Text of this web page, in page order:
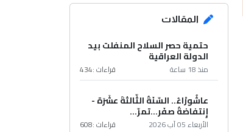
المقالات
حتمية حصر السلاح المنفلت بيد
الدولة العراقية
منذ 18 ساعة قراءات :434
عاشُورْاءُ.. السّنَةُ الثّالثةَ عشَرَة -
إِنتفاضةُ صفَر…تمرّ...
الأربعاء 05 آب 2026 قراءات :608